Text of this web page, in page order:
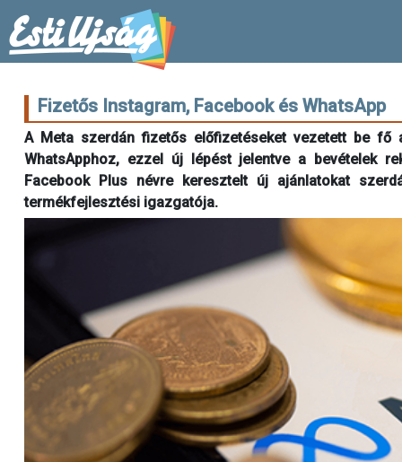
Fizetős Instagram, Facebook és WhatsApp
A Meta szerdán fizetős előfizetéseket vezetett be fő
WhatsApphoz, ezzel új lépést jelentve a bevételek
Facebook Plus névre keresztelt új ajánlatokat
termékfejlesztési igazgatója.